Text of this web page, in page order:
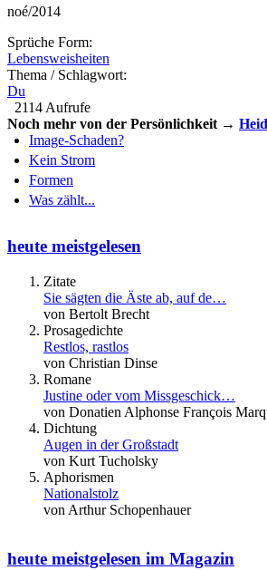
noé/2014
Sprüche Form:
Lebensweisheiten
Thema / Schlagwort:
Du
2114 Aufrufe
Noch mehr von der Persönlichkeit →
Image-Schaden?
Kein Strom
Formen
Was zählt...
heute meistgelesen
Zitate
Sie sägten die Äste ab, auf de…
von Bertolt Brecht
Prosagedichte
Restlos, rastlos
von Christian Dinse
Romane
Justine oder vom Missgeschick…
von Donatien Alphonse François
Dichtung
Augen in der Großstadt
von Kurt Tucholsky
Aphorismen
Nationalstolz
von Arthur Schopenhauer
heute meistgelesen im Magazin